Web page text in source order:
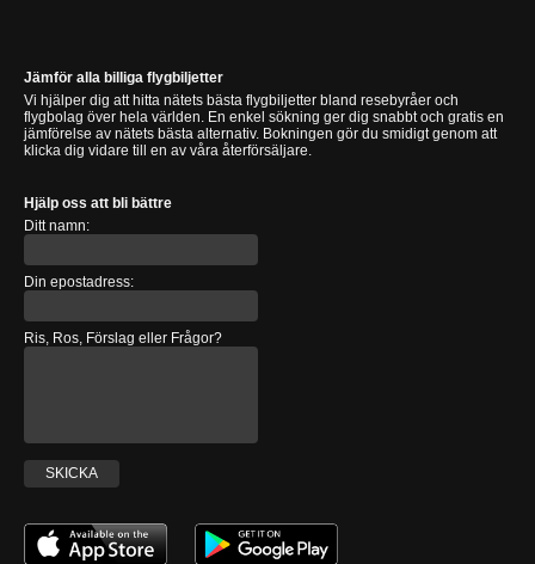
Jämför alla billiga flygbiljetter
Vi hjälper dig att hitta nätets bästa flygbiljetter bland resebyråer och
flygbolag över hela världen. En enkel sökning ger dig snabbt och gratis en
jämförelse av nätets bästa alternativ. Bokningen gör du smidigt genom att
klicka dig vidare till en av våra återförsäljare.
Hjälp oss att bli bättre
Ditt namn:
Din epostadress:
Ris, Ros, Förslag eller Frågor?
SKICKA